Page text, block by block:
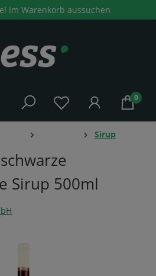
im Warenkorb aussuchen
0
Sirup
Sirup 500ml